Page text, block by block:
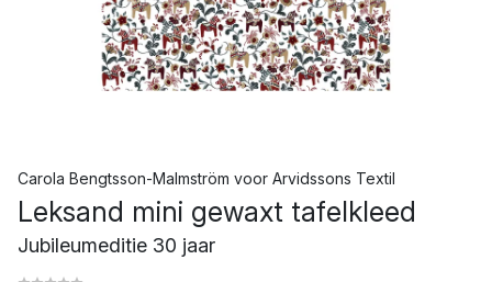
Carola Bengtsson-Malmström voor Arvidssons Textil
Leksand mini gewaxt tafelkleed
Jubileumeditie 30 jaar